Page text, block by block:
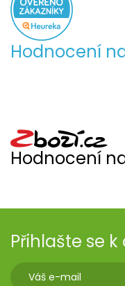
Hodnocení
Hodnocení
Přihlašte se